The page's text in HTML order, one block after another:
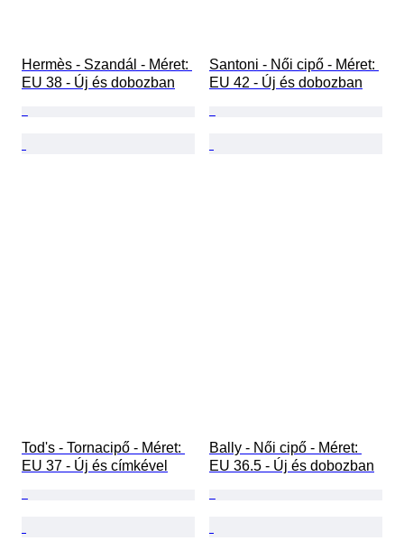
Hermès - Szandál - Méret:
EU 38 - Új és dobozban
Santoni - Női cipő - Méret:
EU 42 - Új és dobozban
Tod's - Tornacipő - Méret:
EU 37 - Új és címkével
Bally - Női cipő - Méret:
EU 36.5 - Új és dobozban